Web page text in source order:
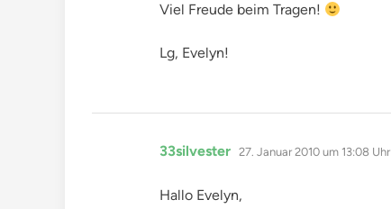
Viel Freude beim Tragen!
Lg, Evelyn!
33silvester sagt:
27. Januar 2010 um 13:08 Uhr
Hallo Evelyn,